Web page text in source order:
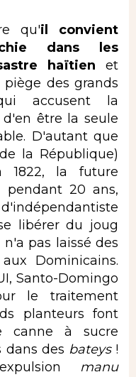
qu'il convient
dans les
haïtien et
des grands
accusent la
être la seule
D'autant que
la République)
1822, la future
pendant 20 ans,
libérer du joug
pas laissé des
Dominicains.
Santo-Domingo
le traitement
planteurs font
canne à sucre
dans des bateys !
manu